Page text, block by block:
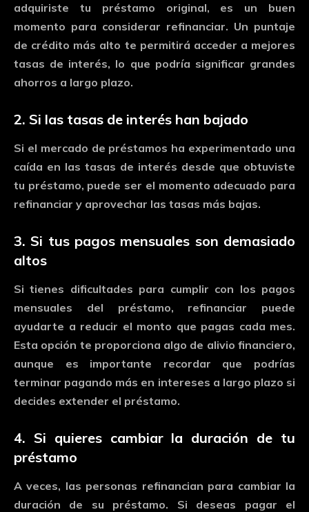
adquiriste tu préstamo original, es un buen
momento para considerar refinanciar. Un puntaje
de crédito más alto te permitirá acceder a mejores
tasas de interés, lo que podría significar grandes
ahorros a largo plazo.
2. Si las tasas de interés han bajado
Si el mercado de préstamos ha experimentado una
caída en las tasas de interés desde que obtuviste
tu préstamo, puede ser el momento adecuado para
refinanciar y aprovechar las tasas más bajas.
3.Si tus pagos mensuales son demasiado
altos
Sitienes dificultades para cumplir con los pagos
mensuales del préstamo, refinanciar puede
ayudarte a reducir el monto que pagas cada mes.
Esta opción te proporciona algo de aliviofinanciero,
aunque es importante recordar que podrías
terminar pagando más en intereses a largo plazo si
decides extender el préstamo.
4. Si quieres cambiar la duración de tu
préstamo
Aveces, las personas refinancian para cambiar la
duración de su préstamo. Si deseas pagar el